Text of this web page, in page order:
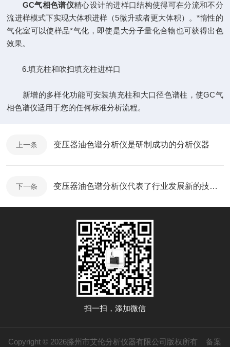
GC气相色谱仪精心设计的进样口结构使得可在分流和不分
流进样模式下实现大体积进样（5微升或者更大体积）。*惰性的
气化室可以使样品*气化，即使是大分子量化合物也可获得出色
效果。
6.填充柱和吹扫填充柱进样口
新增的多样化功能可安装填充柱和大口径色谱柱，使GC气
相色谱仪适用于您的任何标准分析流程。
上一条 变压器油色谱分析仪是研制成功的分析仪器
下一条 变压器油色谱分析仪代表了行业发展新的技术高度
扫一扫，添加微信
Copyright © 2026滕州市艾伦分析仪器有限公司版权所有 备案